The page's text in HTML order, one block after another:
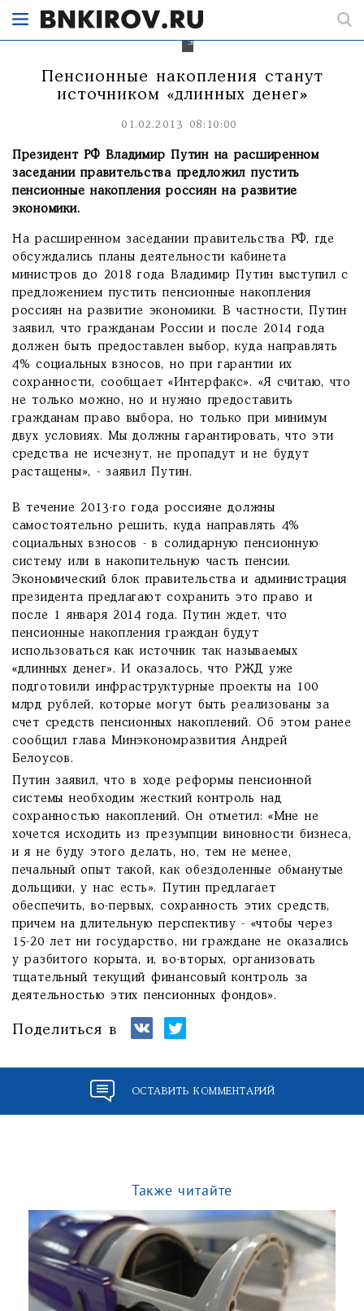
российскую
экономику.
Пенсионные накопления станут
источником «длинных денег»
01.02.2013 08:10:00
Президент РФ Владимир Путин на расширенном
заседании правительства предложил пустить
пенсионные накопления россиян на развитие
экономики.
На расширенном заседании правительства РФ, где
обсуждались планы деятельности кабинета
министров до 2018 года Владимир Путин выступил с
предложением пустить пенсионные накопления
россиян на развитие экономики. В частности, Путин
заявил, что гражданам России и после 2014 года
должен быть предоставлен выбор, куда направлять
4% социальных взносов, но при гарантии их
сохранности, сообщает «Интерфакс». «Я считаю, что
не только можно, но и нужно предоставить
гражданам право выбора, но только при минимум
двух условиях. Мы должны гарантировать, что эти
средства не исчезнут, не пропадут и не будут
растащены», - заявил Путин.
В течение 2013-го года россияне должны
самостоятельно решить, куда направлять 4%
социальных взносов - в солидарную пенсионную
систему или в накопительную часть пенсии.
Экономический блок правительства и администрация
президента предлагают сохранить это право и
после 1 января 2014 года. Путин ждет, что
пенсионные накопления граждан будут
использоваться как источник так называемых
«длинных денег». И оказалось, что РЖД уже
подготовили инфраструктурные проекты на 100
млрд рублей, которые могут быть реализованы за
счет средств пенсионных накоплений. Об этом ранее
сообщил глава Минэкономразвития Андрей
Белоусов.
Путин заявил, что в ходе реформы пенсионной
системы необходим жесткий контроль над
сохранностью накоплений. Он отметил: «Мне не
хочется исходить из презумпции виновности бизнеса,
и я не буду этого делать, но, тем не менее,
печальный опыт такой, как обездоленные обманутые
дольщики, у нас есть». Путин предлагает
обеспечить, во-первых, сохранность этих средств,
причем на длительную перспективу - «чтобы через
15-20 лет ни государство, ни граждане не оказались
у разбитого корыта, и, во-вторых, организовать
тщательный текущий финансовый контроль за
деятельностью этих пенсионных фондов».
Поделиться в
ОСТАВИТЬ КОММЕНТАРИЙ
Также читайте